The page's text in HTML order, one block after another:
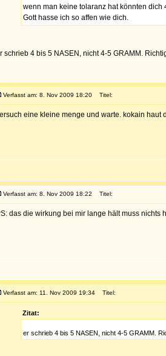
wenn man keine tolaranz hat könnten dich
Gott hasse ich so affen wie dich.
schrieb 4 bis 5 NASEN, nicht 4-5 GRAMM.
Verfasst am: 8. Nov 2009 18:20 Titel:
eine kleine menge und warte. kokain haut
Verfasst am: 8. Nov 2009 18:22 Titel:
das die wirkung bei mir lange hält muss
Verfasst am: 11. Nov 2009 19:34 Titel:
Zitat:
er schrieb 4 bis 5 NASEN, nicht 4-5 GRAMM.